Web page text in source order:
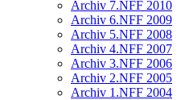
Archiv 7.NFF 2010
Archiv 6.NFF 2009
Archiv 5.NFF 2008
Archiv 4.NFF 2007
Archiv 3.NFF 2006
Archiv 2.NFF 2005
Archiv 1.NFF 2004